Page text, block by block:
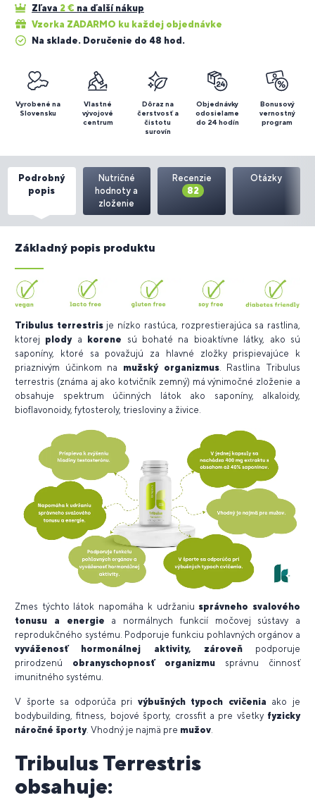
Zľava 2 € na ďalší nákup
Vzorka ZADARMO ku každej objednávke
Na sklade. Doručenie do 48 hod.
Vyrobené na
Slovensku
Vlastné
vývojové
centrum
Dôraz na
čerstvosť a
čistotu
surovín
Objednávky
odosielame
do 24 hodín
Bonusový
vernostný
program
Podrobný
popis
Nutričné
hodnoty a
zloženie
Recenzie
82
Otázky
Základný popis produktu
Tribulus terrestrisje nízko rastúca, rozprestierajúca sa rastlina,
ktorej plodya korene sú bohaté na bioaktívne látky, ako sú
saponíny, ktoré sa považujú za hlavné zložky prispievajúce k
priaznivým účinkom na mužský organizmus. Rastlina Tribulus
terrestris (známa aj ako kotvičník zemný) má výnimočné zloženie a
obsahuje spektrum účinných látok ako saponíny, alkaloidy,
bioflavonoidy, fytosteroly, triesloviny a živice.
Zmes týchto látok napomáha k udržaniu správneho svalového
tonusu a energie a normálnych funkcií močovej sústavy a
reprodukčného systému. Podporuje funkciu pohlavných orgánov a
vyváženosť hormonálnej aktivity, zároveň podporuje
prirodzenú obranyschopnosť organizmu správnu činnosť
imunitného systému.
V športe sa odporúča pri výbušných typoch cvičenia ako je
bodybuilding, fitness, bojové športy, crossfit a pre všetky fyzicky
náročné športy. Vhodný je najmä pre mužov
Tribulus Terrestris
obsahuje: